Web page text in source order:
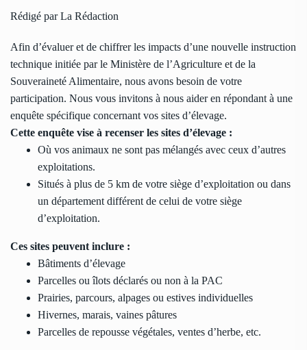
Rédigé par La Rédaction
Afin d’évaluer et de chiffrer les impacts d’une nouvelle instruction
technique initiée par le Ministère de l’Agriculture et de la
Souveraineté Alimentaire, nous avons besoin de votre
participation. Nous vous invitons à nous aider en répondant à une
enquête spécifique concernant vos sites d’élevage.
Cette enquête vise à recenser les sites d’élevage :
Où vos animaux ne sont pas mélangés avec ceux d’autres
exploitations.
Situés à plus de 5 km de votre siège d’exploitation ou dans
un département différent de celui de votre siège
d’exploitation.
Ces sites peuvent inclure :
Bâtiments d’élevage
Parcelles ou îlots déclarés ou non à la PAC
Prairies, parcours, alpages ou estives individuelles
Hivernes, marais, vaines pâtures
Parcelles de repousse végétales, ventes d’herbe, etc.